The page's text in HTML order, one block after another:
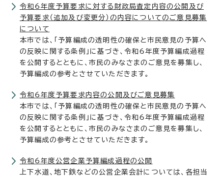
令和6年度予算要求に対する財政局査定内容の公開及び
予算要求（追加及び変更分）の内容についてのご意見募集
について
本市では、「予算編成の透明性の確保と市民意見の予算へ
の反映に関する条例」に基づき、令和6年度予算編成過程
を公開するとともに、市民のみなさまのご意見を募集し、
予算編成の参考とさせていただきます。
令和6年度予算要求内容の公開及びご意見募集
本市では、「予算編成の透明性の確保と市民意見の予算へ
の反映に関する条例」に基づき、令和6年度予算編成過程
を公開するとともに、市民のみなさまのご意見を募集し、
予算編成の参考とさせていただきます。
令和6年度公営企業予算編成過程の公開
上下水道、地下鉄などの公営企業会計については、各担当